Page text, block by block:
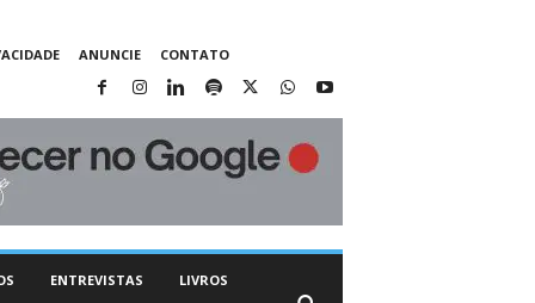
ANUNCIE CONTATO
ENTREVISTAS LIVROS